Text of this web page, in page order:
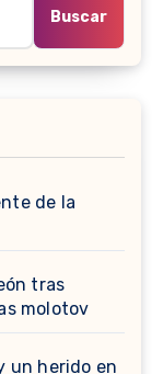
Buscar
de la
tras
molotov
un herido en